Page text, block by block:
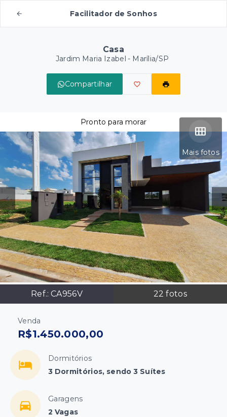
Facilitador de Sonhos
Casa
Jardim Maria Izabel - Marília/SP
Compartilhar
Mais fotos
Ref.:CA956V 22 fotos
Pronto para morar
Venda
R$1.450.000,00
Dormitórios
3 Dormitórios, sendo 3 Suítes
Garagens
2 Vagas